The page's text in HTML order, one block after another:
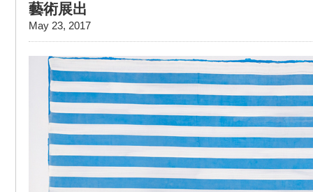
藝術展出
May 23, 2017